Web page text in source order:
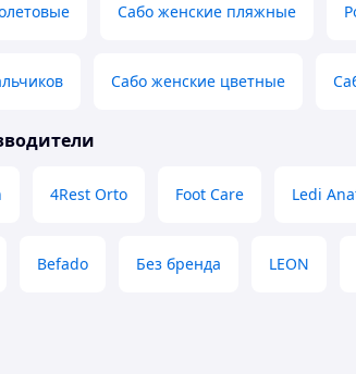
Сабо женские пляжные
Сабо женские цветные
4Rest Orto Foot Care Ledi
Befado Без бренда LEON